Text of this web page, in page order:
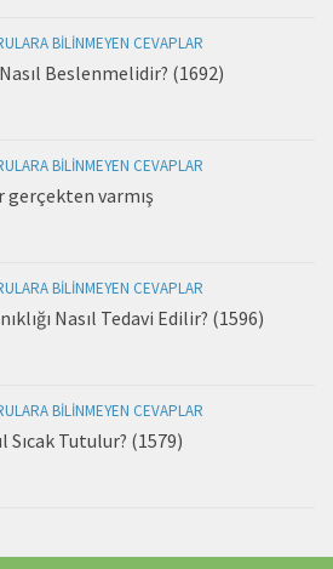
BILINMEYEN CEVAPLAR
Beslenmelidir? (1692)
BILINMEYEN CEVAPLAR
gerçekten varmış
BILINMEYEN CEVAPLAR
Nasıl Tedavi Edilir? (1596)
BILINMEYEN CEVAPLAR
Sıcak Tutulur? (1579)